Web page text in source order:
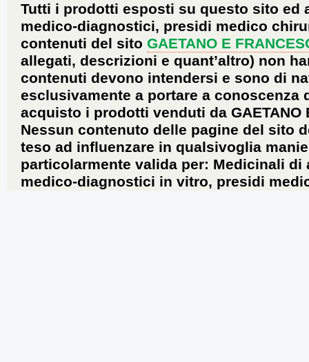
Tutti i prodotti esposti su questo sito
medico-diagnostici, presidi medico
contenuti del sito GAETANO E
allegati, descrizioni e quant’altro) non
contenuti devono intendersi e sono di
esclusivamente a portare a
acquisto i prodotti venduti da GAETANO
Nessun contenuto delle pagine del sito
teso ad influenzare in qualsivoglia
particolarmente valida per: Medicinali
medico-diagnostici in vitro, presidi